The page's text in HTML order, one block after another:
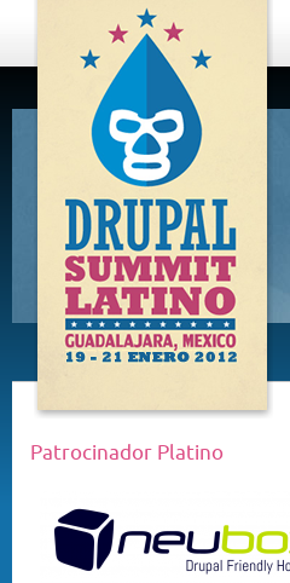
DRUPAL
SUMMIT
LATINO,
GUADALAJARA
2012
Patrocinador Platino